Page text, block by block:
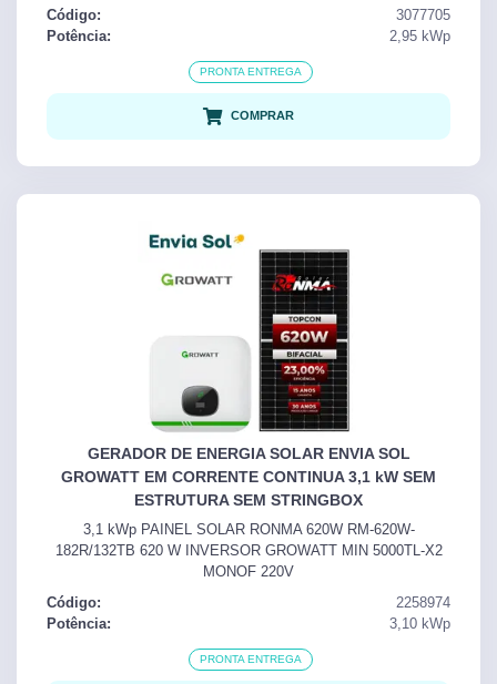
Código:
3077705
Potência:
2,95 kWp
PRONTA ENTREGA
COMPRAR
GERADOR DE ENERGIA SOLAR ENVIA SOL
GROWATT EM CORRENTE CONTINUA 3,1 kW SEM
ESTRUTURA SEM STRINGBOX
3,1 kWp PAINEL SOLAR RONMA 620W RM-620W-
182R/132TB 620 W INVERSOR GROWATT MIN 5000TL-X2
MONOF 220V
Código:
2258974
Potência:
3,10 kWp
PRONTA ENTREGA